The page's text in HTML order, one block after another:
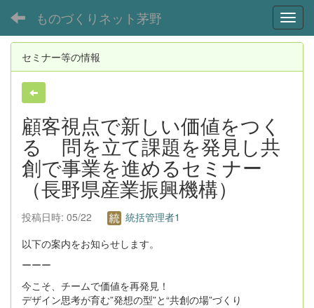
ものづくりネット茅野
セミナー等の情報
顧客視点で新しい価値をつく
る 問を立て課題を発見し共
創で事業を進めるセミナー
（長野県産業振興機構）
投稿日時: 05/22
統括管理者1
以下の案内をお知らせします。
ーーー
今こそ、チームで価値を再発見！
デザイン思考が育む”発想の型”と“共創の場”づくり